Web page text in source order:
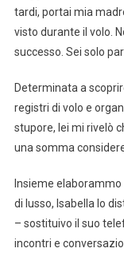
tardi, portai mia
visto durante il volo.
successo. Sei solo
Determinata a
registri di volo e
stupore, lei mi rivelò
una somma
Insieme
di lusso, Isabella lo
– sostituivo il suo
incontri e